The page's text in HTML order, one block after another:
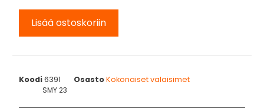
Lisää ostoskoriin
Koodi6391 OsastoKokonaiset valaisimet
SMY 23